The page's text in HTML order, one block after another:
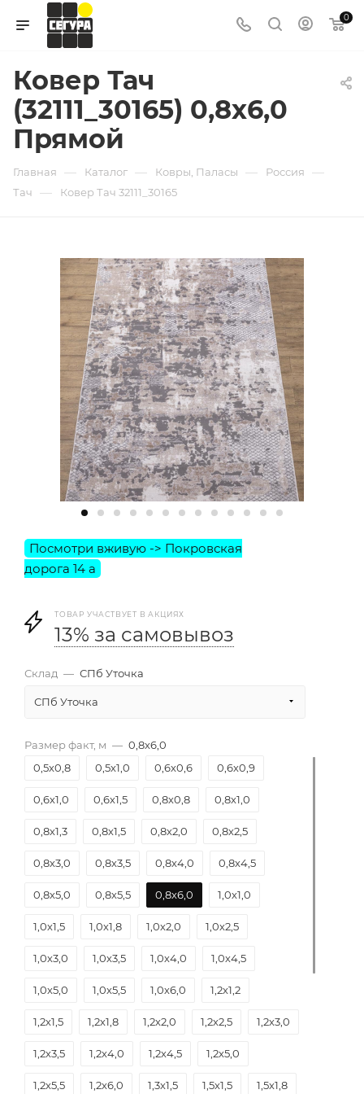
0
Ковер Тач
(32111_30165) 0,8х6,0
Прямой
Главная — Каталог — Ковры, Паласы — Россия —
Тач — Ковер Тач 32111_30165
ТОВАР УЧАСТВУЕТ В АКЦИЯХ
13% за самовывоз
Склад — СПб Уточка
СПб Уточка
Размер факт, м — 0,8х6,0
0,5х0,8
0,5х1,0 0,6х0,6 0,6х0,9
0,6х1,0 0,6х1,5 0,8х0,8 0,8х1,0
0,8х1,3 0,8х1,5 0,8х2,0 0,8х2,5
0,8х3,0 0,8х3,5 0,8х4,0 0,8х4,5
0,8х5,0 0,8х5,5 0,8х6,0 1,0х1,0
1,0х1,5 1,0х1,8 1,0х2,0 1,0х2,5
1,0х3,0 1,0х3,5 1,0х4,0 1,0х4,5
1,0х5,0 1,0х5,5 1,0х6,0 1,2х1,2
1,2х1,5 1,2х1,8 1,2х2,0 1,2х2,5 1,2х3,0
1,2х3,5 1,2х4,0 1,2х4,5 1,2х5,0
1,2х5,5 1,2х6,0 1,3х1,5 1,5х1,5 1,5х1,8